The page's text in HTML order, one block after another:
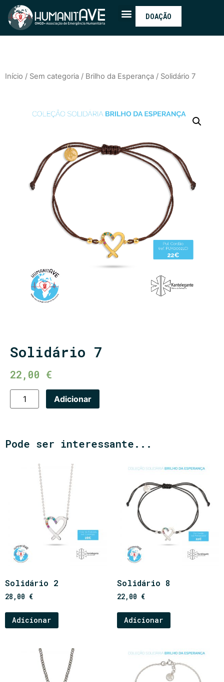
DOAÇÃO
Início / Sem categoria / Brilho da Esperança / Solidário 7
Solidário 7
22,00 €
Adicionar
Pode ser interessante...
Solidário 2
28,00 €
Adicionar
Solidário 8
22,00 €
Adicionar